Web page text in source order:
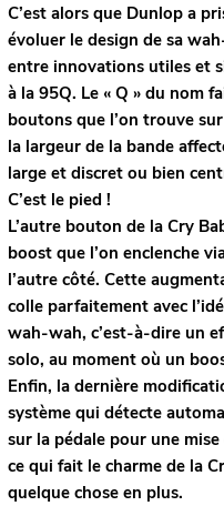
C’est alors que Dunlop a
évoluer le design de sa
entre innovations utiles et
à la 95Q. Le « Q » du nom
boutons que l’on trouve
la largeur de la bande
large et discret ou bien
C’est le pied !
L’autre bouton de la Cry
boost que l’on enclenche
l’autre côté. Cette
colle parfaitement avec
wah-wah, c’est-à-dire un
solo, au moment où un
Enfin, la dernière
système qui détecte
sur la pédale pour une
ce qui fait le charme de la
quelque chose en plus.